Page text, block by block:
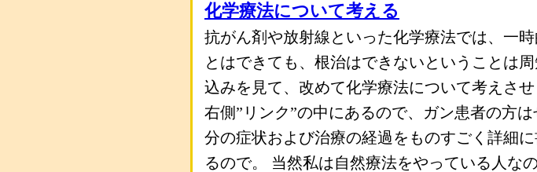
化学療法について考える
抗がん剤や放射線といった化学療法では、一
とはできても、根治はできないということは
込みを見て、改めて化学療法について考えさ
右側”リンク”の中にあるので、ガン患者の方
分の症状および治療の経過をものすごく詳細
るので。 当然私は自然療法をやっている人な